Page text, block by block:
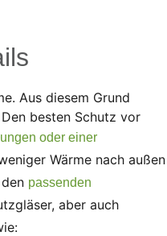
Aus diesem Grund
Den besten Schutz vor
oder einer
Wärme nach außen
passenden
aber auch